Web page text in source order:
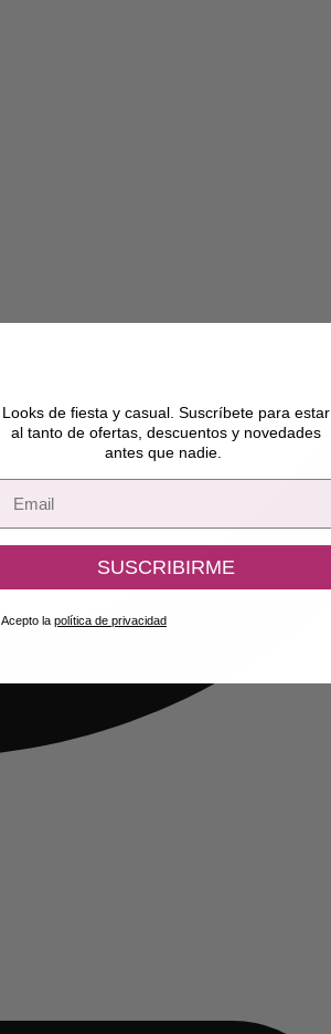
Looks de fiesta y casual. Suscríbete para estar
al tanto de ofertas, descuentos y novedades
antes que nadie.
SUSCRIBIRME
Acepto la política de privacidad